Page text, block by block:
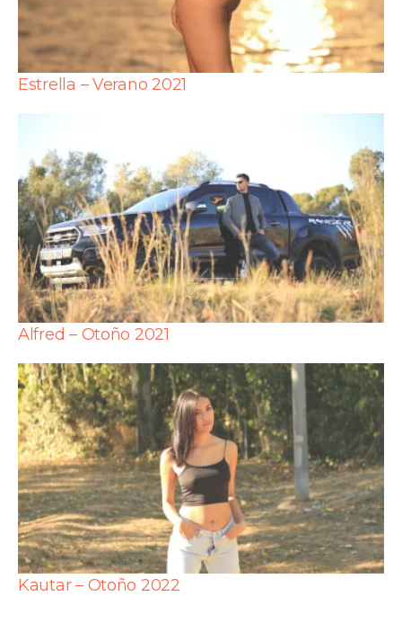
Estrella – Verano 2021
Alfred – Otoño 2021
Kautar – Otoño 2022